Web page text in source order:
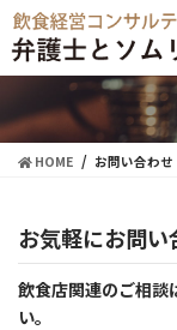
HOME お問い合わせ
お気軽にお問
飲食店関連のご相談
い。